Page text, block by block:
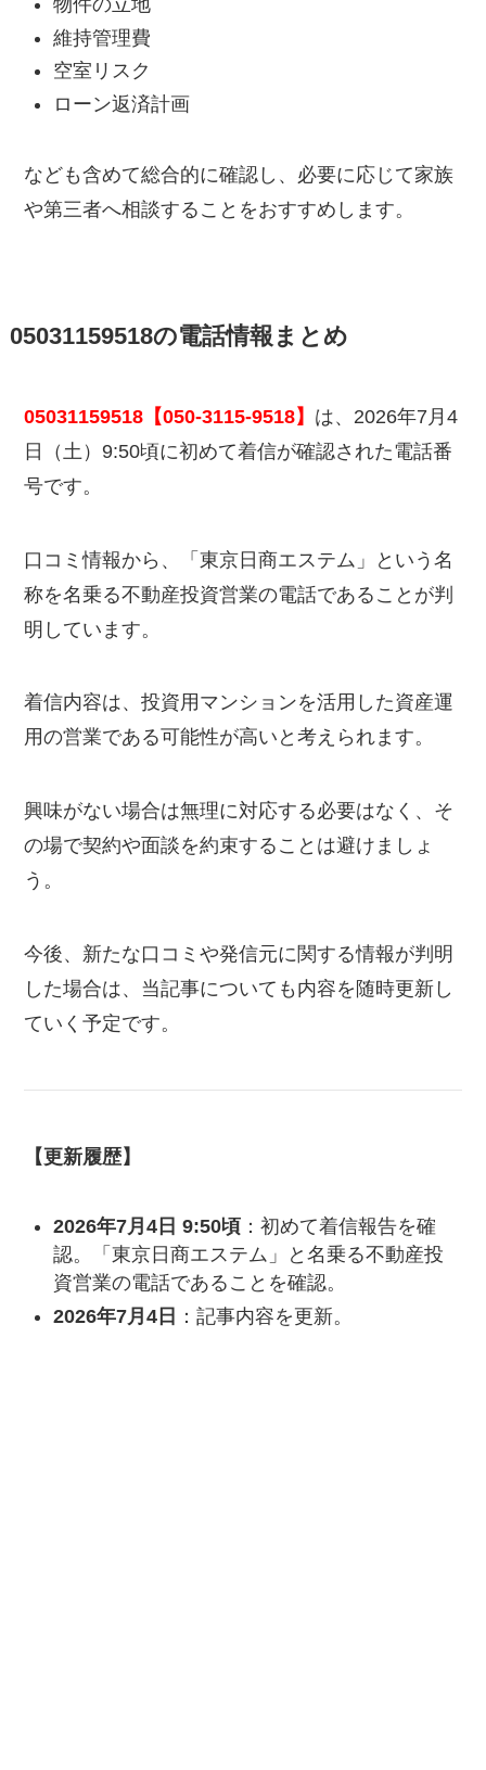
物件の立地
維持管理費
空室リスク
ローン返済計画
なども含めて総合的に確認し、必要に応じて家族
や第三者へ相談することをおすすめします。
05031159518の電話情報まとめ
05031159518【050-3115-9518】 は、2026年7月4
日（土）9:50頃に初めて着信が確認された電話番
号です。
口コミ情報から、「東京日商エステム」という名
称を名乗る不動産投資営業の電話であることが判
明しています。
着信内容は、投資用マンションを活用した資産運
用の営業である可能性が高いと考えられます。
興味がない場合は無理に対応する必要はなく、そ
の場で契約や面談を約束することは避けましょ
う。
今後、新たな口コミや発信元に関する情報が判明
した場合は、当記事についても内容を随時更新し
ていく予定です。
【更新履歴】
2026年7月4日 9:50頃 ：初めて着信報告を確
認。「東京日商エステム」と名乗る不動産投
資営業の電話であることを確認。
2026年7月4日 ：記事内容を更新。